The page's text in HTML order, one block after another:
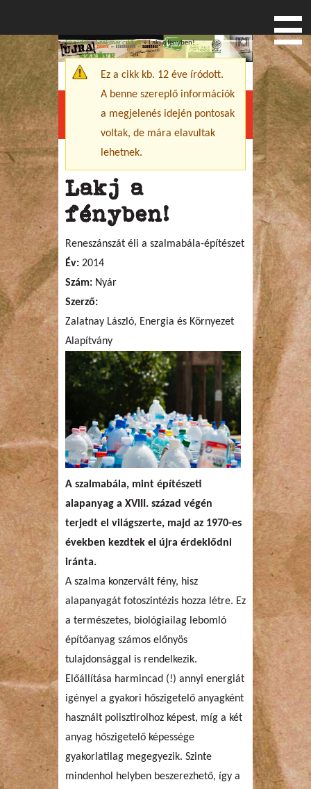
Menu
Jelenlegi hely
Főoldal»Szakmai cikkek» Lakj a fényben!
Figyelmeztető üzenet
Ez a cikk kb. 12 éve íródott.
A benne szereplő információk
a megjelenés idején pontosak
voltak, de mára elavultak
lehetnek.
Lakj a
fényben!
Reneszánszát éli a szalmabála-építészet
Év: 2014
Szám: Nyár
Szerző:
Zalatnay László, Energia és Környezet
Alapítvány
A szalmabála, mint építészeti
alapanyag a XVIII. század végén
terjedt el világszerte, majd az 1970-es
években kezdtek el újra érdeklődni
iránta.
A szalma konzervált fény, hisz
alapanyagát fotoszintézis hozza létre. Ez
a természetes, biológiailag lebomló
építőanyag számos előnyös
tulajdonsággal is rendelkezik.
Előállítása harmincad (!) annyi energiát
igényel a gyakori hőszigetelő anyagként
használt polisztirolhoz képest, míg a két
anyag hőszigetelő képessége
gyakorlatilag megegyezik. Szinte
mindenhol helyben beszerezhető, így a